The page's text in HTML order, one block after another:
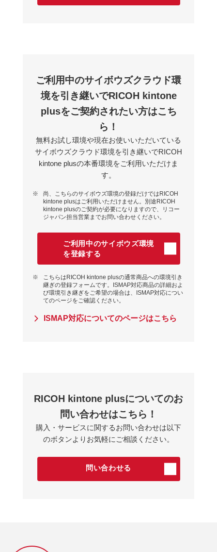
ご利⽤中のサイボウズクラウド環
境を引き継いでRICOH kintone
plusをご契約されたい⽅はこち
ら！
無料お試し環境や現在お使いいただいている
サイボウズクラウド環境を引き継いでRICOH
kintone plusの本番環境をご利⽤いただけま
す。
※
尚、こちらのサイボウズ環境の登録だけではRICOH
kintone plusはご利⽤いただけません。別途RICOH
kintone plusのご契約が必要になりますので、リコー
ジャパン担当営業までお問い合わせください。
ご利⽤中のサイボウズ環境
を登録する
※
こちらはRICOH kintone plusの通常商品への環境引き
継ぎの登録フォームです。ISMAP対応商品の詳細およ
び環境引き継ぎをご希望の場合は、ISMAP対応につい
てのページをご確認ください。
ISMAP対応についてのページはこちら
RICOH kintone plusについてのお
問い合わせはこちら！
購⼊・サービスに関するお問い合わせは以下
のボタンよりお気軽にご相談ください。
問い合わせる